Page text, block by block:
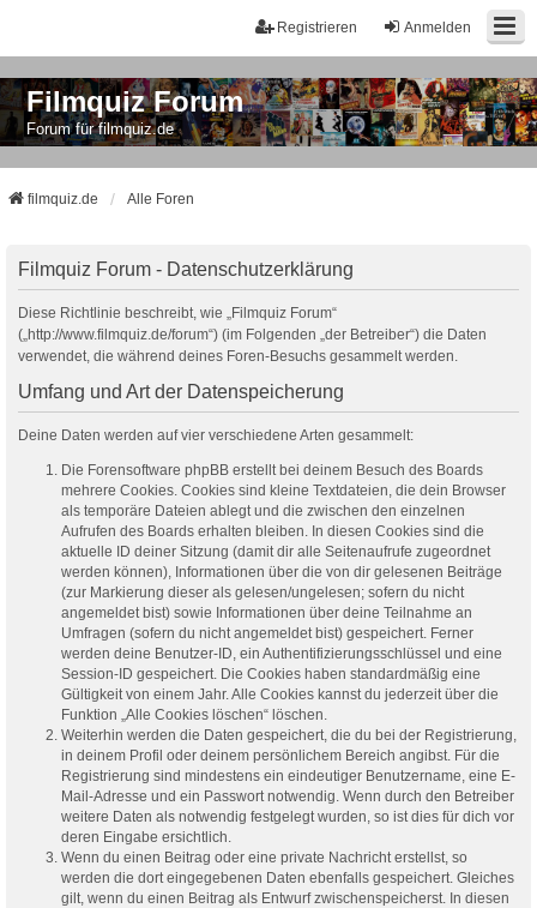
Anmelden
Registrieren
Filmquiz Forum
Forum für filmquiz.de
filmquiz.de Alle Foren
Filmquiz Forum - Datenschutzerklärung
Diese Richtlinie beschreibt, wie „Filmquiz Forum“
(„http://www.filmquiz.de/forum“) (im Folgenden „der Betreiber“) die Daten
verwendet, die während deines Foren-Besuchs gesammelt werden.
Umfang und Art der Datenspeicherung
Deine Daten werden auf vier verschiedene Arten gesammelt:
Die Forensoftware phpBB erstellt bei deinem Besuch des Boards
mehrere Cookies. Cookies sind kleine Textdateien, die dein Browser
als temporäre Dateien ablegt und die zwischen den einzelnen
Aufrufen des Boards erhalten bleiben. In diesen Cookies sind die
aktuelle ID deiner Sitzung (damit dir alle Seitenaufrufe zugeordnet
werden können), Informationen über die von dir gelesenen Beiträge
(zur Markierung dieser als gelesen/ungelesen; sofern du nicht
angemeldet bist) sowie Informationen über deine Teilnahme an
Umfragen (sofern du nicht angemeldet bist) gespeichert. Ferner
werden deine Benutzer-ID, ein Authentifizierungsschlüssel und eine
Session-ID gespeichert. Die Cookies haben standardmäßig eine
Gültigkeit von einem Jahr. Alle Cookies kannst du jederzeit über die
Funktion „Alle Cookies löschen“ löschen.
Weiterhin werden die Daten gespeichert, die du bei der Registrierung,
in deinem Profil oder deinem persönlichem Bereich angibst. Für die
Registrierung sind mindestens ein eindeutiger Benutzername, eine E-
Mail-Adresse und ein Passwort notwendig. Wenn durch den Betreiber
weitere Daten als notwendig festgelegt wurden, so ist dies für dich vor
deren Eingabe ersichtlich.
Wenn du einen Beitrag oder eine private Nachricht erstellst, so
werden die dort eingegebenen Daten ebenfalls gespeichert. Gleiches
gilt, wenn du einen Beitrag als Entwurf zwischenspeicherst. In diesen